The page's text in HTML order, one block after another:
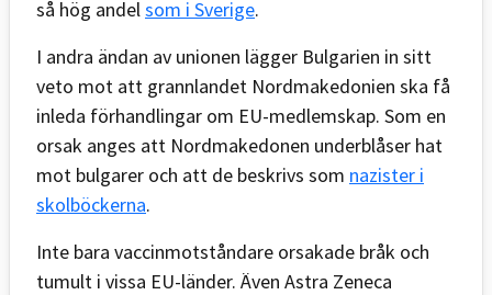
så hög andel som i Sverige.
I andra ändan av unionen lägger Bulgarien in sitt
veto mot att grannlandet Nordmakedonien ska få
inleda förhandlingar om EU-medlemskap. Som en
orsak anges att Nordmakedonen underblåser hat
mot bulgarer och att de beskrivs som nazister i
skolböckerna.
Inte bara vaccinmotståndare orsakade bråk och
tumult i vissa EU-länder. Även Astra Zeneca